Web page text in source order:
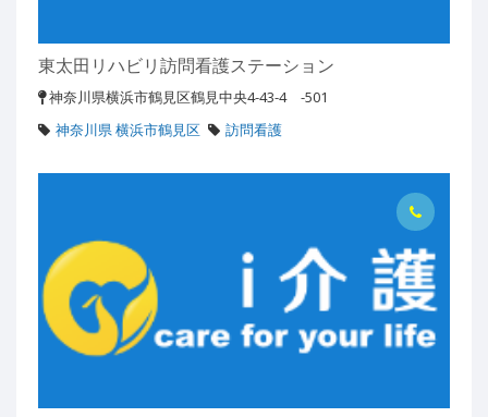
東太田リハビリ訪問看護ステーション
神奈川県横浜市鶴見区鶴見中央4-43-4 -501
神奈川県 横浜市鶴見区
訪問看護